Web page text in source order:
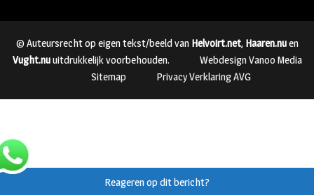
Reageren op dit bericht?
© Auteursrecht op eigen tekst/beeld van Helvoirt.net, Haaren.nuen
Vught.nuuitdrukkelijk voorbehouden.
Webdesign Vanoo Media
Sitemap
Privacy Verklaring AVG